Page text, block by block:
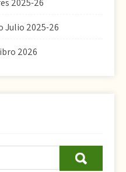
2025-26
Julio 2025-26
2026